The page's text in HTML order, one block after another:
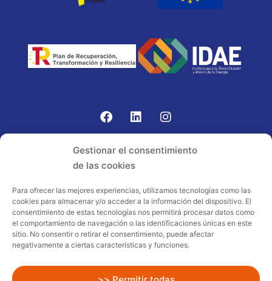
Gestionar el consentimiento
de las cookies
Para ofrecer las mejores experiencias, utilizamos tecnologías como las
cookies para almacenar y/o acceder a la información del dispositivo. El
consentimiento de estas tecnologías nos permitirá procesar datos como
el comportamiento de navegación o las identificaciones únicas en este
sitio. No consentir o retirar el consentimiento, puede afectar
negativamente a ciertas características y funciones.
Proyecto acogido al programa de
incentivos ligados al autoconsumo y
almacenamiento, con fuentes de energía
renovables, así como a la implantación
sector residencial en el marco del Plan